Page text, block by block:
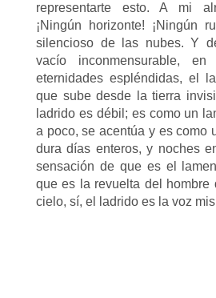
representarte esto. A mi
¡Ningún horizonte! ¡Ningún
silencioso de las nubes. Y
vacío inconmensurable,
eternidades espléndidas, el
que sube desde la tierra
ladrido es débil; es como un
a poco, se acentúa y es como
dura días enteros, y noches
sensación de que es el
que es la revuelta del hombre
cielo, sí, el ladrido es la voz